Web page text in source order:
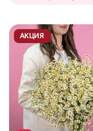
АКЦИЯ